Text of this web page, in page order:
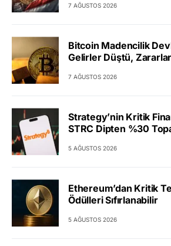
7 AĞUSTOS 2026
Bitcoin Madencilik
Gelirler Düştü,
7 AĞUSTOS 2026
Strategy’nin Kritik
STRC Dipten %30
5 AĞUSTOS 2026
Ethereum’dan Kritik
Ödülleri Sıfırlanabilir
5 AĞUSTOS 2026